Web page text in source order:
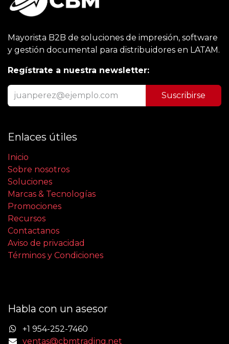
Mayorista B2B de soluciones de impresión, software
y gestión documental para distribuidores en LATAM.
Regístrate a nuestra newsletter:
Suscribirse
Enlaces útiles
Inicio
Sobre nosotros
Soluciones
Marcas & Tecnologías
Promociones
Recursos
Contactanos
Aviso de privacidad
Términos y Condiciones
Habla con un asesor
+1 954-252-7460
ventas@cbmtrading.net